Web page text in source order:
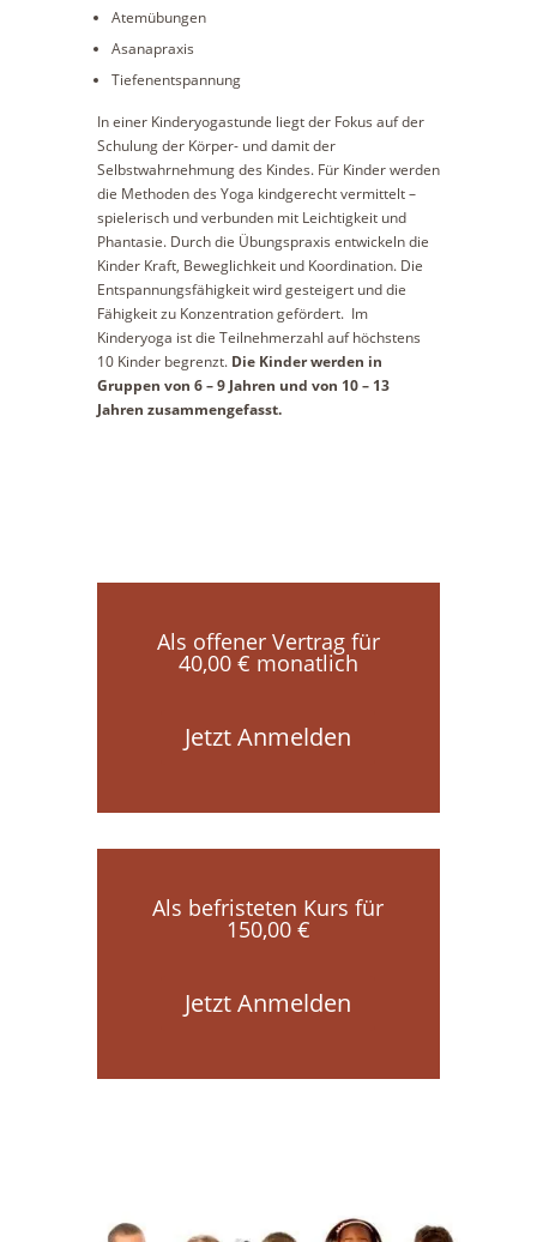
Atemübungen
Asanapraxis
Tiefenentspannung
In einer Kinderyogastunde liegt der Fokus auf der
Schulung der Körper- und damit der
Selbstwahrnehmung des Kindes. Für Kinder werden
die Methoden des Yoga kindgerecht vermittelt –
spielerisch und verbunden mit Leichtigkeit und
Phantasie. Durch die Übungspraxis entwickeln die
Kinder Kraft, Beweglichkeit und Koordination. Die
Entspannungsfähigkeit wird gesteigert und die
Fähigkeit zu Konzentration gefördert. Im
Kinderyoga ist die Teilnehmerzahl auf höchstens
10 Kinder begrenzt. Die Kinder werden in
Gruppen von 6 – 9 Jahren und von 10 – 13
Jahren zusammengefasst.
Als offener Vertrag für
40,00 € monatlich
Jetzt Anmelden
Als befristeten Kurs für
150,00 €
Jetzt Anmelden